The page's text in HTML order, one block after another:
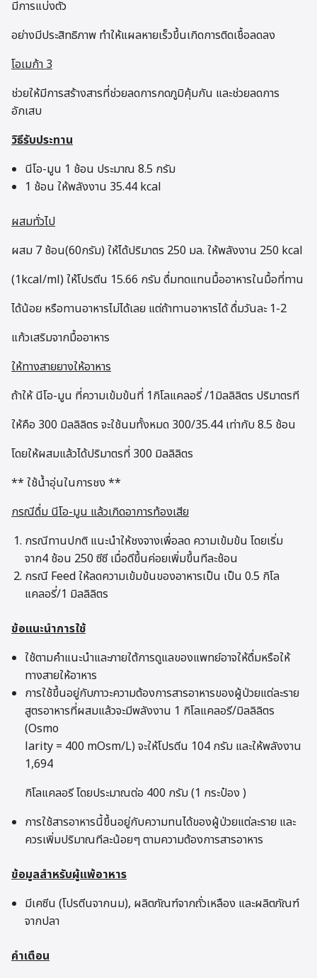
มีการแบ่งตัว
อย่างมีประสิทธิภาพ ทำให้แผลหายเร็วขึ้นเกิดการติดเชื้อลดลง
โอเมก้า 3
ช่วยให้มีการสร้างสารที่ช่วยลดการกดภูมิคุ้มกัน และช่วยลดการ
อักเสบ
วิธีรับประทาน
นีโอ-มูน 1 ช้อน ประมาณ 8.5 กรัม
1 ช้อน ให้พลังงาน 35.44 kcal
ผสมทั่วไป
ผสม 7 ช้อน(60กรัม) ให้ได้ปริมาตร 250 มล. ให้พลังงาน 250 kcal
(1kcal/ml) ให้โปรตีน 15.66 กรัม ดื่มทดแทนมื้ออาหารในมื้อที่ทาน
ได้น้อย หรือทานอาหารไม่ได้เลย แต่ถ้าทานอาหารได้ ดื่มวันละ 1-2
แก้วเสริมจากมื้ออาหาร
ให้ทางสายยางให้อาหาร
ถ้าให้ นีโอ-มูน ที่ความเข้มข้นที่ 1กิโลแคลอรี่ /1มิลลิลิตร ปริมาตรที
ให้คือ 300 มิลลิลิตร จะใช้นมทั้งหมด 300/35.44 เท่ากับ 8.5 ช้อน
โดยให้ผสมแล้วได้ปริมาตรที่ 300 มิลลิลิตร
** ใช้น้ำอุ่นในการชง **
กรณีดื่ม นีโอ-มูน แล้วเกิดอาการท้องเสีย
กรณีทานปกติ แนะนำให้ชงจางเพื่อลด ความเข้มข้น โดยเริ่ม
จาก4 ช้อน 250 ซีซี เมื่อดีขึ้นค่อยเพิ่มขึ้นทีละช้อน
กรณี Feed ให้ลดความเข้มข้นของอาหารเป็น เป็น 0.5 กิโล
แคลอรี่/1 มิลลิลิตร
ข้อแนะนำการใช้
ใช้ตามคำแนะนำและภายใต้การดูแลของแพทย์อาจให้ดื่มหรือให้
ทางสายให้อาหาร
การใช้ขึ้นอยู่กับภาวะความต้องการสารอาหารของผู้ป่วยแต่ละราย
สูตรอาหารที่ผสมแล้วจะมีพลังงาน 1 กิโลแคลอรี/มิลลิลิตร
(Osmo
larity = 400 mOsm/L) จะให้โปรตีน 104 กรัม และให้พลังงาน
1,694
กิโลแคลอรี โดยประมาณต่อ 400 กรัม (1 กระป๋อง )
การใช้สารอาหารนี้ขึ้นอยู่กับความทนได้ของผู้ป่วยแต่ละราย และ
ควรเพิ่มปริมาณทีละน้อยๆ ตามความต้องการสารอาหาร
ข้อมูลสำหรับผู้แพ้อาหาร
มีเคซีน (โปรตีนจากนม), ผลิตภัณฑ์จากถั่วเหลือง และผลิตภัณฑ์
จากปลา
คำเตือน